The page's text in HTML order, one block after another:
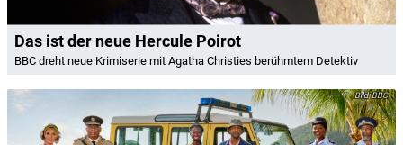
Das ist der neue Hercule Poirot
BBC dreht neue Krimiserie mit Agatha Christies berühmtem Detektiv
BBC